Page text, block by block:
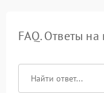
FAQ. Ответы